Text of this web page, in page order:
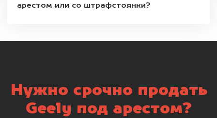
арестом или со штрафстоянки?
Нужно срочно продать
Geely под арестом?